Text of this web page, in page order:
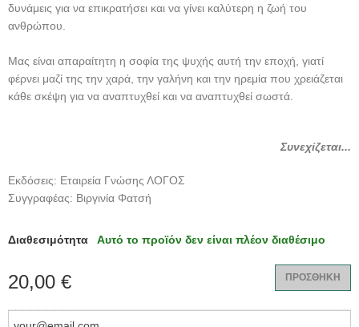
δυνάμεις για να επικρατήσει και να γίνει καλύτερη η ζωή του
ανθρώπου.
Μας είναι απαραίτητη η σοφία της ψυχής αυτή την εποχή, γιατί
φέρνει μαζί της την χαρά, την γαλήνη και την ηρεμία που χρειάζεται
κάθε σκέψη για να αναπτυχθεί και να αναπτυχθεί σωστά.
Συνεχίζεται...
Εκδόσεις: Εταιρεία Γνώσης ΛΟΓΟΣ
Συγγραφέας: Βιργινία Φατσή
Διαθεσιμότητα Αυτό το προϊόν δεν είναι πλέον διαθέσιμο
20,00 € ΠΡΟΣΘΗΚΗ